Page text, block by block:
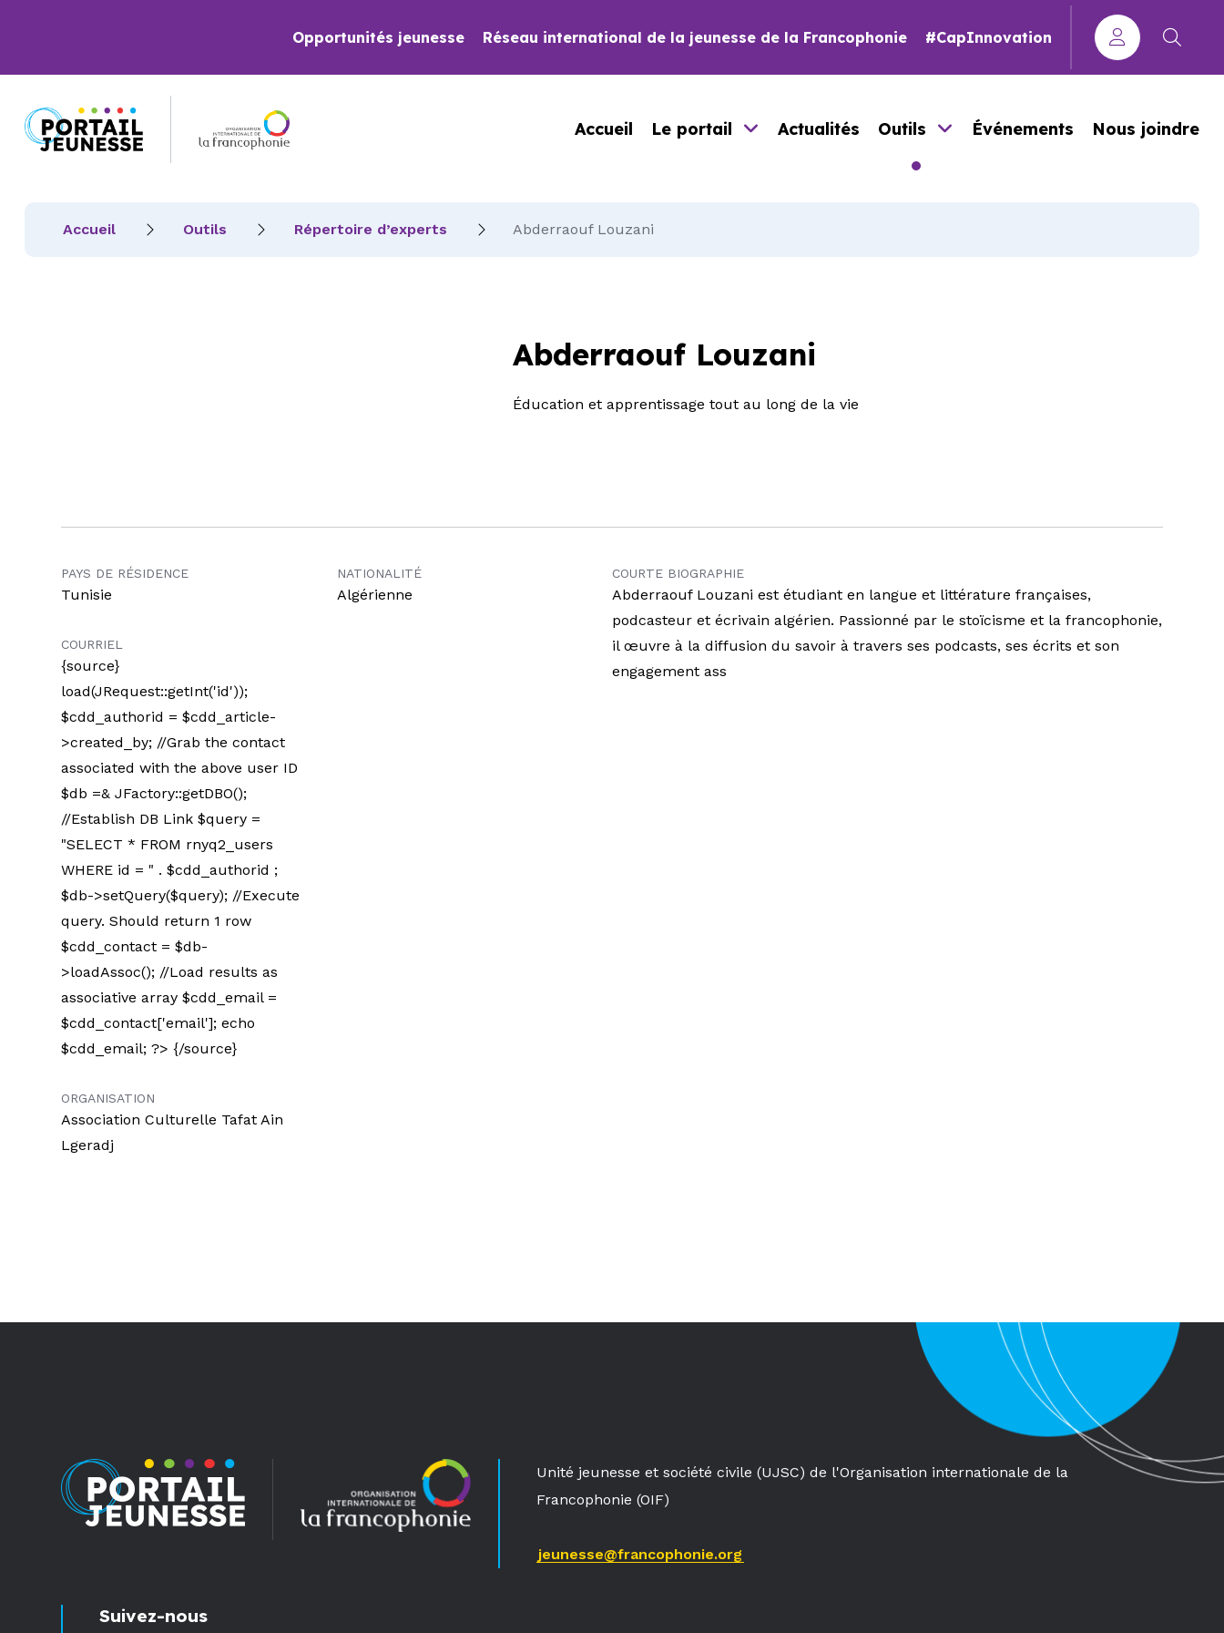
Opportunités jeunesse Réseau international de la jeunesse de la Francophonie #CapInnovation
Accueil Le portail Actualités Outils Événements Nous joindre
Accueil Outils Répertoire d’experts Abderraouf Louzani
Abderraouf Louzani
Éducation et apprentissage tout au long de la vie
PAYS DE RÉSIDENCE
Tunisie
COURRIEL
{source}
load(JRequest::getInt('id'));
$cdd_authorid = $cdd_article-
>created_by; //Grab the contact
associated with the above user ID
$db =& JFactory::getDBO();
//Establish DB Link $query =
"SELECT * FROM rnyq2_users
WHERE id = " . $cdd_authorid ;
$db->setQuery($query); //Execute
query. Should return 1 row
$cdd_contact = $db-
>loadAssoc(); //Load results as
associative array $cdd_email =
$cdd_contact['email']; echo
$cdd_email; ?> {/source}
ORGANISATION
Association Culturelle Tafat Ain
Lgeradj
NATIONALITÉ
Algérienne
COURTE BIOGRAPHIE
Abderraouf Louzani est étudiant en langue et littérature françaises,
podcasteur et écrivain algérien. Passionné par le stoïcisme et la francophonie,
il œuvre à la diffusion du savoir à travers ses podcasts, ses écrits et son
engagement ass
Unité jeunesse et société civile (UJSC) de l'Organisation internationale de la
Francophonie (OIF)
jeunesse@francophonie.org
Suivez-nous